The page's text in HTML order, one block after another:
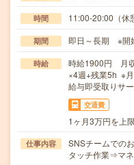
時間 11:00-20:00（休
期間 即日～長期 ※開
時給
時給1900円 月
×4週+残業5h ※
給与即受取りサ
交通費
1ヶ月3万円を上
仕事内容
SNSチームでの
タッチ作業⇒マ